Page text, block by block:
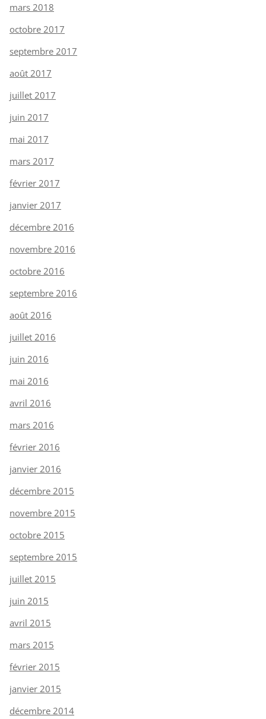
mars 2018
octobre 2017
septembre 2017
août 2017
juillet 2017
juin 2017
mai 2017
mars 2017
février 2017
janvier 2017
décembre 2016
novembre 2016
octobre 2016
septembre 2016
août 2016
juillet 2016
juin 2016
mai 2016
avril 2016
mars 2016
février 2016
janvier 2016
décembre 2015
novembre 2015
octobre 2015
septembre 2015
juillet 2015
juin 2015
avril 2015
mars 2015
février 2015
janvier 2015
décembre 2014